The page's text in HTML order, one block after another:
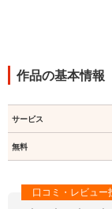
作品の基本情報
サービス
無料